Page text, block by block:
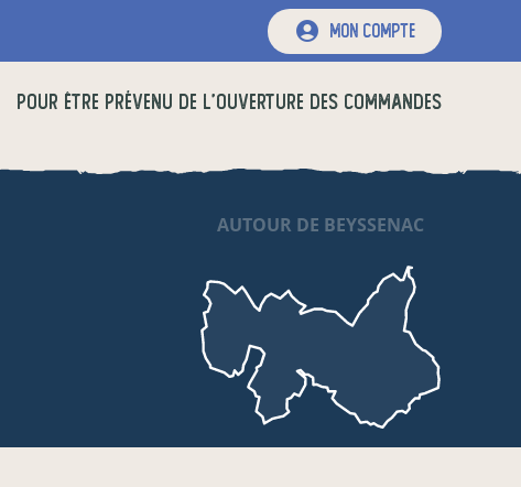
mon compte
POUR ÊTRE PRÉVENU DE L'OUVERTURE DES COMMANDES
AUTOUR DE BEYSSENAC